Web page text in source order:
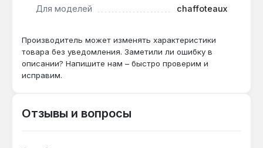
длительной эксплуатации.
Применяется для восстановления
работоспособности котла при утечках,
неисправностях регулировки или износе штатного
гидравлического модуля. Гарантия 1 год, доставка
24?
Для моделей chaffoteaux
Производитель может изменять характеристики
товара без уведомления. Заметили ли ошибку в
описании? Напишите нам – быстро проверим и
исправим.
Отзывы и вопросы